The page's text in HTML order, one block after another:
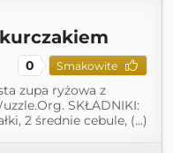
0 Smakowite
zupa ryżowa z
SKŁADNIKI:
2 średnie cebule, (...)